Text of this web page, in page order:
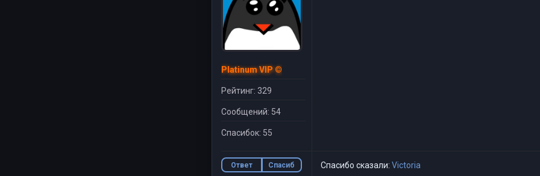
Platinum VIP ©
Рейтинг: 329
Сообщений: 54
Спасибок: 55
Ответ
Спасиб
Спасибо сказали: Victoria